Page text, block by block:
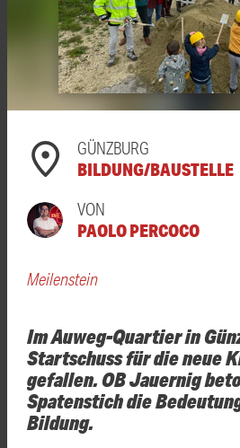
GÜNZBURG
BILDUNG/BAUSTELLE
VON
PAOLO PERCOCO
Meilenstein
Im Auweg-Quartier in
Startschuss für die neue
gefallen. OB Jauernig
Spatenstich die
Bildung.